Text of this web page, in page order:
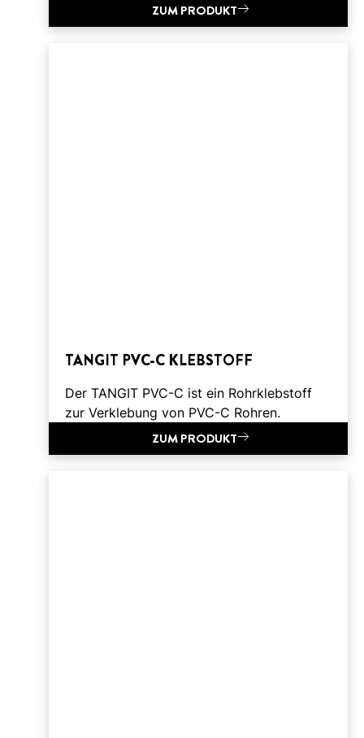
ZUM PRODUKT
TANGIT PVC-C KLEBSTOFF
Der TANGIT PVC-C ist ein Rohrklebstoff
zur Verklebung von PVC-C Rohren.
ZUM PRODUKT